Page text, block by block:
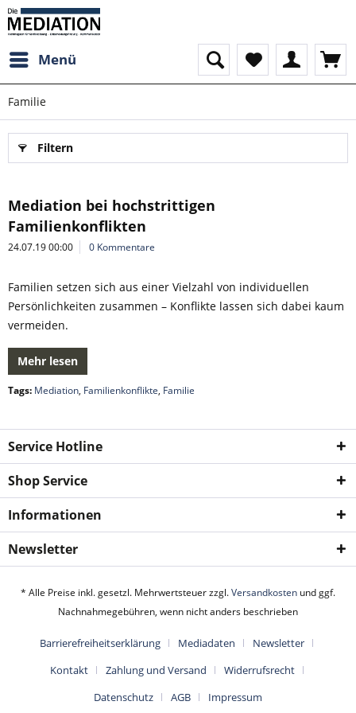
Menü
Familie
Filtern
Mediation bei hochstrittigen
Familienkonflikten
24.07.19 00:00 0 Kommentare
Familien setzen sich aus einer Vielzahl von individuellen
Persönlichkeiten zusammen – Konflikte lassen sich dabei kaum
vermeiden.
Mehr lesen
Tags: Mediation, Familienkonflikte, Familie
Service Hotline
Shop Service
Informationen
Newsletter
* Alle Preise inkl. gesetzl. Mehrwertsteuer zzgl.Versandkosten und ggf.
Nachnahmegebühren, wenn nicht anders beschrieben
Barrierefreiheitserklärung Mediadaten
Newsletter
Kontakt
Zahlung und Versand
Widerrufsrecht
Datenschutz
AGB
Impressum